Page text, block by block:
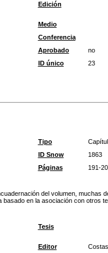
Edición
Medio
Conferencia
Aprobado
no
ID único
23
Tipo
ID Snow
1863
Páginas
191-
del volumen, muchas
en la asociación con otros
Tesis
Editor